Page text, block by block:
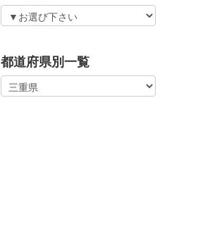
都道府県別一覧